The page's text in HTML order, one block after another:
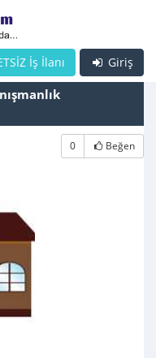
Giriş
İş İlanı
0 Beğen